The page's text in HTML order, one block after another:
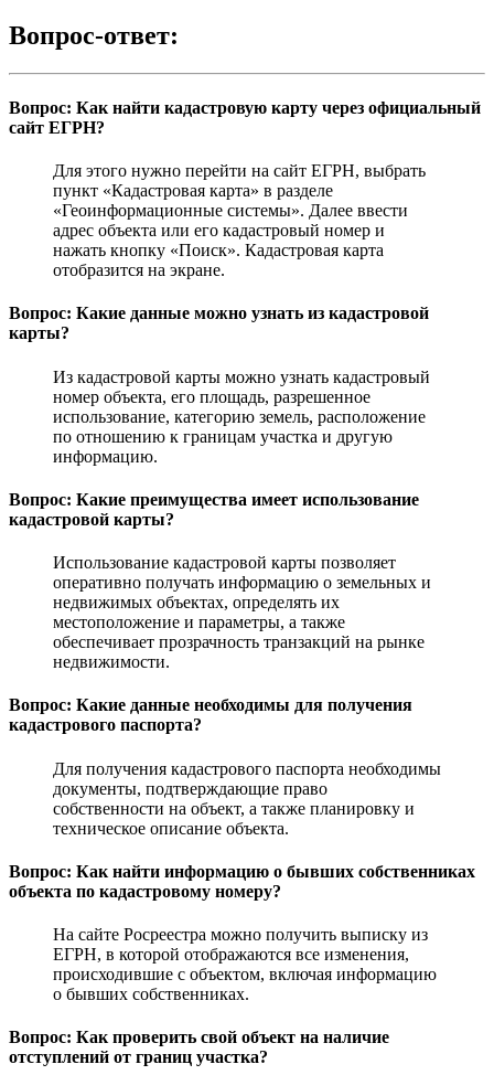
Вопрос-ответ:
Вопрос: Как найти кадастровую карту через официальный
сайт ЕГРН?
Для этого нужно перейти на сайт ЕГРН, выбрать
пункт «Кадастровая карта» в разделе
«Геоинформационные системы». Далее ввести
адрес объекта или его кадастровый номер и
нажать кнопку «Поиск». Кадастровая карта
отобразится на экране.
Вопрос: Какие данные можно узнать из кадастровой
карты?
Из кадастровой карты можно узнать кадастровый
номер объекта, его площадь, разрешенное
использование, категорию земель, расположение
по отношению к границам участка и другую
информацию.
Вопрос: Какие преимущества имеет использование
кадастровой карты?
Использование кадастровой карты позволяет
оперативно получать информацию о земельных и
недвижимых объектах, определять их
местоположение и параметры, а также
обеспечивает прозрачность транзакций на рынке
недвижимости.
Вопрос: Какие данные необходимы для получения
кадастрового паспорта?
Для получения кадастрового паспорта необходимы
документы, подтверждающие право
собственности на объект, а также планировку и
техническое описание объекта.
Вопрос: Как найти информацию о бывших собственниках
объекта по кадастровому номеру?
На сайте Росреестра можно получить выписку из
ЕГРН, в которой отображаются все изменения,
происходившие с объектом, включая информацию
о бывших собственниках.
Вопрос: Как проверить свой объект на наличие
отступлений от границ участка?